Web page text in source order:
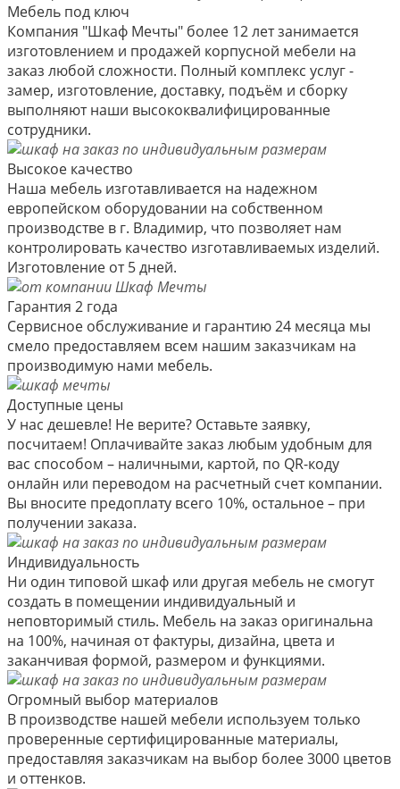
Мебель под ключ
Компания "Шкаф Мечты" более 12 лет занимается
изготовлением и продажей корпусной мебели на
заказ любой сложности. Полный комплекс услуг -
замер, изготовление, доставку, подъём и сборку
выполняют наши высококвалифицированные
сотрудники.
Высокое качество
Наша мебель изготавливается на надежном
европейском оборудовании на собственном
производстве в г. Владимир, что позволяет нам
контролировать качество изготавливаемых изделий.
Изготовление от 5 дней.
Гарантия 2 года
Сервисное обслуживание и гарантию 24 месяца мы
смело предоставляем всем нашим заказчикам на
производимую нами мебель.
Доступные цены
У нас дешевле! Не верите? Оставьте заявку,
посчитаем! Оплачивайте заказ любым удобным для
вас способом – наличными, картой, по QR-коду
онлайн или переводом на расчетный счет компании.
Вы вносите предоплату всего 10%, остальное – при
получении заказа.
Индивидуальность
Ни один типовой шкаф или другая мебель не смогут
создать в помещении индивидуальный и
неповторимый стиль. Мебель на заказ оригинальна
на 100%, начиная от фактуры, дизайна, цвета и
заканчивая формой, размером и функциями.
Огромный выбор материалов
В производстве нашей мебели используем только
проверенные сертифицированные материалы,
предоставляя заказчикам на выбор более 3000 цветов
и оттенков.